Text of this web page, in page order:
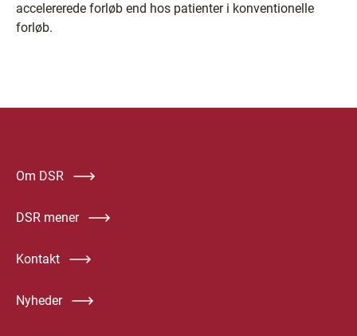
accelererede forløb end hos patienter i konventionelle
forløb.
Om DSR
DSR mener
Kontakt
Nyheder